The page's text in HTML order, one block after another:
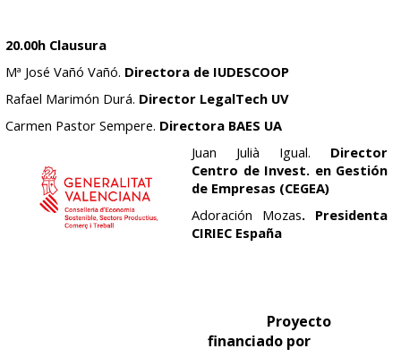
20.00h Clausura
Mª José Vañó Vañó. Directora de IUDESCOOP
Rafael Marimón Durá. Director LegalTech UV
Carmen Pastor Sempere. Directora BAES UA
Juan Julià Igual. Director
Centro de Invest. en Gestión
de Empresas (CEGEA)
Adoración Mozas. Presidenta
CIRIEC España
Proyecto
financiado por